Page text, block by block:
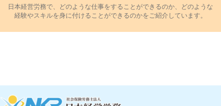
日本経営労務で、どのような仕事をすることができるのか、どのような
経験やスキルを身に付けることができるのかをご紹介しています。